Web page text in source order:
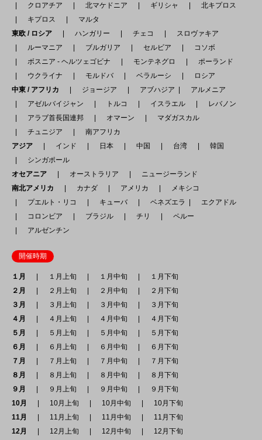
クロアチア
北マケドニア ギリシャ
北キプロス
キプロス
マルタ
東欧 / ロシア
ハンガリー チェコ
スロヴァキア
ルーマニア
ブルガリア セルビア
コソボ
ボスニア - ヘルツェゴビナ
モンテネグロ
ポーランド
ウクライナ
モルドバ ベラルーシ
ロシア
中東 / アフリカ
ジョージア アブハジア
アルメニア
アゼルバイジャン
トルコ イスラエル
レバノン
アラブ首長国連邦
オマーン
マダガスカル
チュニジア
南アフリカ
アジア
インド 日本 中国 台湾
韓国
シンガポール
オセアニア
オーストラリア
ニュージーランド
南北アメリカ
カナダ アメリカ
メキシコ
プエルト・リコ
キューバ ベネズエラ
エクアドル
コロンビア
ブラジル チリ
ペルー
アルゼンチン
開催時期
１月 １月上旬 １月中旬
１月下旬
２月
２月上旬 ２月中旬
２月下旬
３月
３月上旬 ３月中旬
３月下旬
４月
４月上旬 ４月中旬
４月下旬
５月
５月上旬 ５月中旬
５月下旬
６月
６月上旬 ６月中旬
６月下旬
７月
７月上旬 ７月中旬
７月下旬
８月
８月上旬 ８月中旬
８月下旬
９月
９月上旬 ９月中旬
９月下旬
10月
10月上旬 10月中旬
10月下旬
11月
11月上旬 11月中旬
11月下旬
12月
12月上旬 12月中旬 12月下旬